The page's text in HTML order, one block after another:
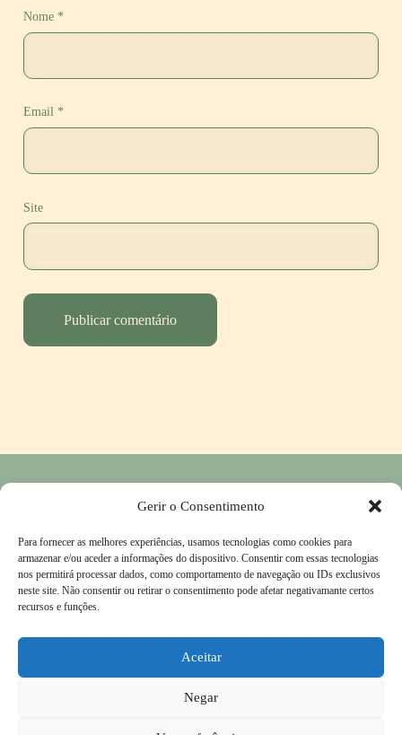
Gerir o Consentimento
Para fornecer as melhores experiências, usamos tecnologias como cookies para
armazenar e/ou aceder a informações do dispositivo. Consentir com essas tecnologias
nos permitirá processar dados, como comportamento de navegação ou IDs exclusivos
neste site. Não consentir ou retirar o consentimento pode afetar negativamante certos
recursos e funções.
Aceitar
Negar
Nome *
Email *
Site
Política de Privacidade―Política de Devolução e Reembolso
Livro de Reclamações―Termos & Condições
Instagram
© HempyRoots 2025. Todos os direitos reservados.